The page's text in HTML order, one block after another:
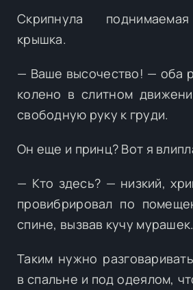
Скрипнула
крышка.
— Ваше высочество! — оба
колено в слитном
свободную руку к груди.
Он еще и принц? Вот я
— Кто здесь? — низкий,
провибрировал по
спине, вызвав кучу мурашек.
Таким нужно
в спальне и под одеялом,